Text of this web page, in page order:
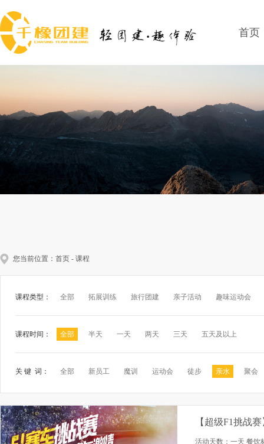
首页
您当前位置： 首页 - 课程
课程类型： 全部 拓展训练 旅行团建 亲子活动 趣味运动会
课程时间： 全部 半天 一天 两天 三天 五天及以上
关 键 词： 全部 新员工 魔训 运动会 徒步 亲水 聚会
【超级F1挑战
活动天数：一天 餐饮